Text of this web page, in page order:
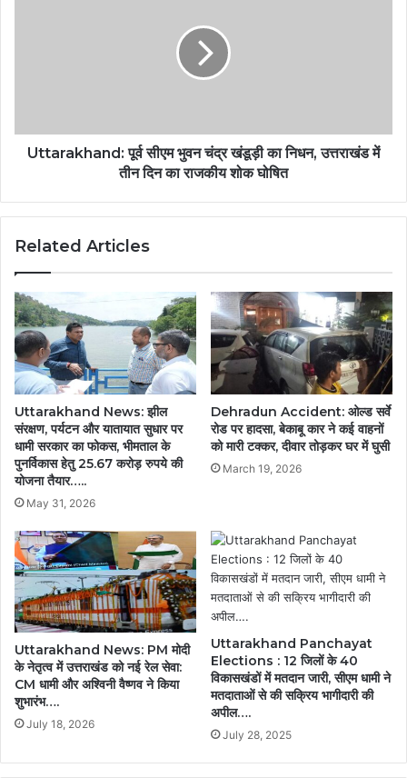
Uttarakhand: पूर्व सीएम भुवन चंद्र खंडूड़ी का निधन, उत्तराखंड में
तीन दिन का राजकीय शोक घोषित
Related Articles
Uttarakhand News: झील
संरक्षण, पर्यटन और यातायात सुधार पर
धामी सरकार का फोकस, भीमताल के
पुनर्विकास हेतु 25.67 करोड़ रुपये की
योजना तैयार…..
May 31, 2026
Dehradun Accident: ओल्ड सर्वे
रोड पर हादसा, बेकाबू कार ने कई वाहनों
को मारी टक्कर, दीवार तोड़कर घर में घुसी
March 19, 2026
Uttarakhand News: PM मोदी
के नेतृत्व में उत्तराखंड को नई रेल सेवा:
CM धामी और अश्विनी वैष्णव ने किया
शुभारंभ….
July 18, 2026
Uttarakhand Panchayat
Elections : 12 जिलों के 40
विकासखंडों में मतदान जारी, सीएम धामी ने
मतदाताओं से की सक्रिय भागीदारी की
अपील….
July 28, 2025